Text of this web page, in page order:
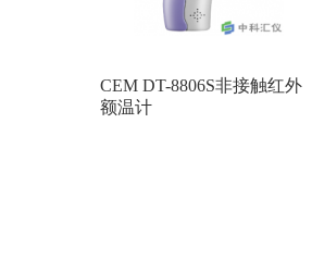
CEM DT-8806S非接触红外
额温计